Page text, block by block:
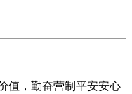
值，勤奋营制平安安心